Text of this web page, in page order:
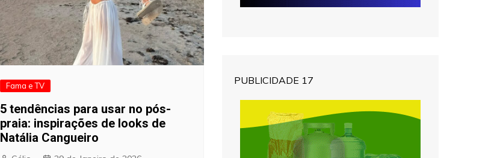
Fama e TV
5 tendências para usar no pós-
praia: inspirações de looks de
Natália Cangueiro
PUBLICIDADE 17